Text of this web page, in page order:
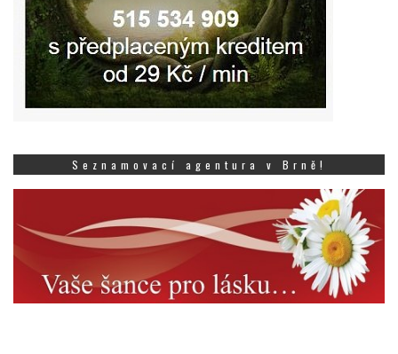
Seznamovací agentura v Brně!